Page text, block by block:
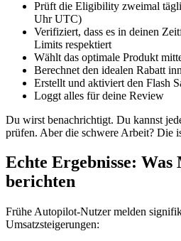
Prüft die Eligibility zweimal
Uhr UTC)
Verifiziert, dass es in deinen
Limits respektiert
Wählt das optimale Produkt
Berechnet den idealen Rabatt
Erstellt und aktiviert den Flash
Loggt alles für deine Review
Du wirst benachrichtigt. Du kannst
prüfen. Aber die schwere Arbeit? Die
Echte Ergebnisse: Was
berichten
Frühe Autopilot-Nutzer melden
Umsatzsteigerungen: